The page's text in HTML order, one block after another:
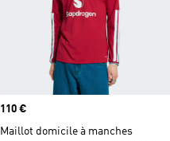
Prix
110 €
Maillot domicile à manches